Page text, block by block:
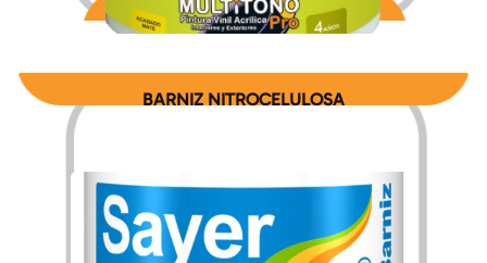
BARNIZ NITROCELULOSA